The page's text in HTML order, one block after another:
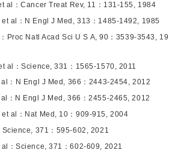
al：Cancer Treat Rev, 11：131-155, 1984
et al：N Engl J Med, 313：1485-1492, 1985
Proc Natl Acad Sci U S A, 90：3539-3543, 19
al：Science, 331：1565-1570, 2011
：N Engl J Med, 366：2443-2454, 2012
：N Engl J Med, 366：2455-2465, 2012
et al：Nat Med, 10：909-915, 2004
371：595-602, 2021
：Science, 371：602-609, 2021